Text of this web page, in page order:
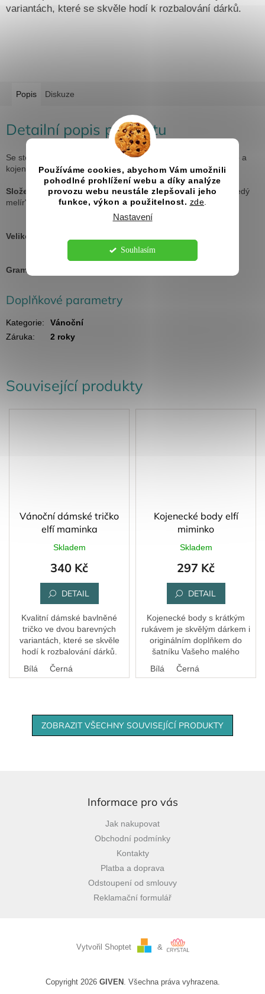
Používáme cookies, abychom Vám umožnili
pohodlné prohlížení webu a díky analýze
provozu webu neustále zlepšovali jeho
funkce, výkon a použitelnost. zde
Nastavení
Souhlasím
variantách, které se skvěle hodí k rozbalování dárků.
Související produkty
Vánoční dámské tričko
elfí maminka
Skladem
340 Kč
DETAIL
Kvalitní dámské bavlněné
tričko ve dvou barevných
variantách, které se skvěle
hodí k rozbalování dárků.
Bílá
Černá
Kojenecké body elfí
miminko
Skladem
297 Kč
DETAIL
Kojenecké body s krátkým
rukávem je skvělým dárkem i
originálním doplňkem do
šatníku Vašeho malého
pokladu.
Bílá Černá
ZOBRAZIT VŠECHNY SOUVISEJÍCÍ PRODUKTY
Popis Diskuze
Detailní popis produktu
Se stejným motivem můžete objednat i dámské a dětské tričko a
kojenecké body.
Složení:
100 % bavlna (složení se může lišit - barva "tmavě šedý
melír" - 85 % bavlna, 15 % viskóza), silikonová úprava
Velikosti:
Gramáž:
Doplňkové parametry
Kategorie:
Vánoční
Záruka: 2 roky
Informace pro vás
Jak nakupovat
Obchodní podmínky
Kontakty
Platba a doprava
Odstoupení od smlouvy
Reklamační formulář
Vytvořil Shoptet &
Copyright 2026 GIVEN . Všechna práva vyhrazena.